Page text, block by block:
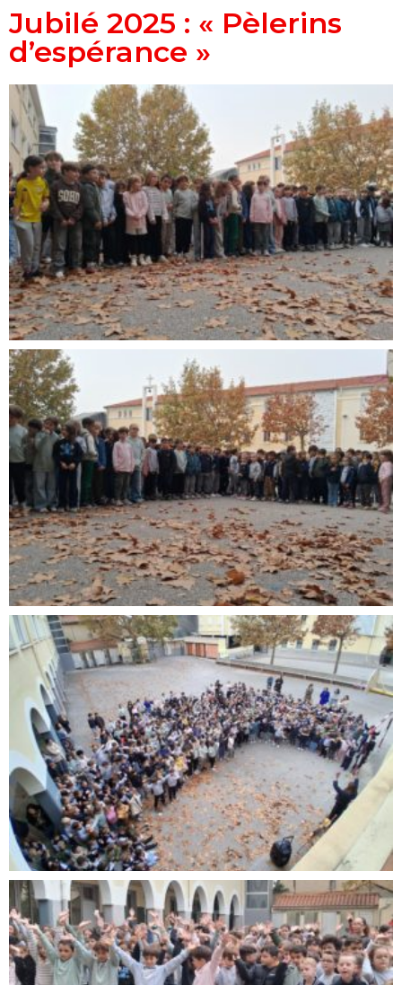
Jubilé 2025 : « Pèlerins
d’espérance »